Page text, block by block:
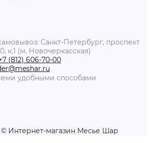
Санкт-Петербург, проспект
к.1 (м. Новочеркасская)
(812) 606-70-00
удобными способами
© Интернет-магазин Месье Шар